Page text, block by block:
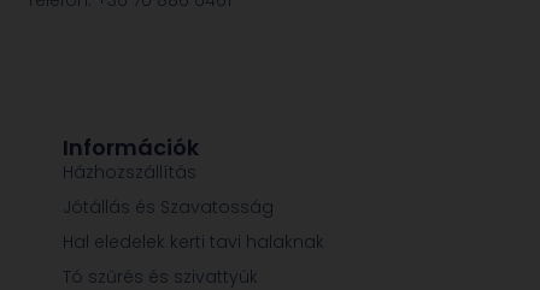
Információk
Házhozszállítás
Jótállás és Szavatosság
Hal eledelek kerti tavi halaknak
Tó szűrés és szivattyúk